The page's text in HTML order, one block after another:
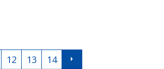
12 13 14